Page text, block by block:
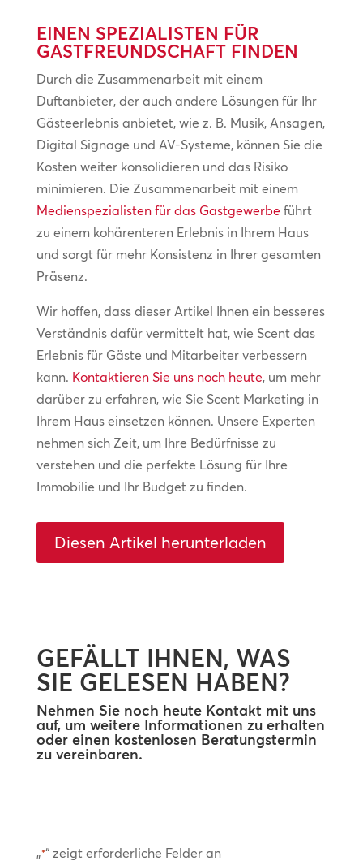
EINEN SPEZIALISTEN FÜR
GASTFREUNDSCHAFT FINDEN
Durch die Zusammenarbeit mit einem
Duftanbieter, der auch andere Lösungen für Ihr
Gästeerlebnis anbietet, wie z. B. Musik, Ansagen,
Digital Signage und AV-Systeme, können Sie die
Kosten weiter konsolidieren und das Risiko
minimieren. Die Zusammenarbeit mit einem
Medienspezialisten für das Gastgewerbe führt
zu einem kohärenteren Erlebnis in Ihrem Haus
und sorgt für mehr Konsistenz in Ihrer gesamten
Präsenz.
Wir hoffen, dass dieser Artikel Ihnen ein besseres
Verständnis dafür vermittelt hat, wie Scent das
Erlebnis für Gäste und Mitarbeiter verbessern
kann. Kontaktieren Sie uns noch heute, um mehr
darüber zu erfahren, wie Sie Scent Marketing in
Ihrem Haus einsetzen können. Unsere Experten
nehmen sich Zeit, um Ihre Bedürfnisse zu
verstehen und die perfekte Lösung für Ihre
Immobilie und Ihr Budget zu finden.
Diesen Artikel herunterladen
GEFÄLLT IHNEN, WAS
SIE GELESEN HABEN?
Nehmen Sie noch heute Kontakt mit uns
auf, um weitere Informationen zu erhalten
oder einen kostenlosen Beratungstermin
zu vereinbaren.
„*“ zeigt erforderliche Felder an